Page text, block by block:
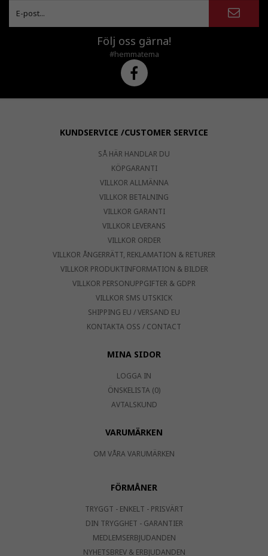
Följ oss gärna!
#hemmatema
KUNDSERVICE /CUSTOMER SERVICE
SÅ HÄR HANDLAR DU
KÖPGARANTI
VILLKOR ALLMÄNNA
VILLKOR BETALNING
VILLKOR GARANTI
VILLKOR LEVERANS
VILLKOR ORDER
VILLKOR ÅNGERRÄTT, REKLAMATION & RETURER
VILLKOR PRODUKTINFORMATION & BILDER
VILLKOR PERSONUPPGIFTER & GDPR
VILLKOR SMS UTSKICK
SHIPPING EU / VERSAND EU
KONTAKTA OSS / CONTACT
MINA SIDOR
LOGGA IN
ÖNSKELISTA (0)
AVTALSKUND
VARUMÄRKEN
OM VÅRA VARUMÄRKEN
FÖRMÅNER
TRYGGT - ENKELT - PRISVÄRT
DIN TRYGGHET - GARANTIER
MEDLEMSERBJUDANDEN
NYHETSBREV & ERBJUDANDEN